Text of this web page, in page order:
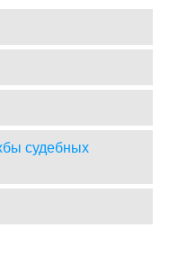
судебных